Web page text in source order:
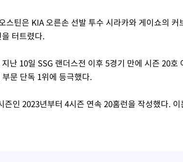
스틴은 KIA 오른손 선발 투수 시라카와 게이쇼의 커
터트렸다.
난 10일 SSG 랜더스전 이후 5경기 만에 시즌 20호
문 단독 1위에 등극했다.
인 2023년부터 4시즌 연속 20홈런을 작성했다.